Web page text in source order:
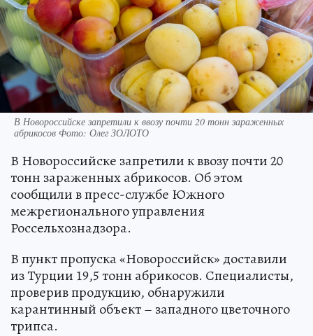
В Новороссийске запретили к ввозу почти 20 тонн зараженных
абрикосов Фото: Олег ЗОЛОТО
В Новороссийске запретили к ввозу почти 20
тонн зараженных абрикосов. Об этом
сообщили в пресс-службе Южного
межрегионального управления
Россельхознадзора.
В пункт пропуска «Новороссийск» доставили
из Турции 19,5 тонн абрикосов. Специалисты,
проверив продукцию, обнаружили
карантинный объект – западного цветочного
трипса.